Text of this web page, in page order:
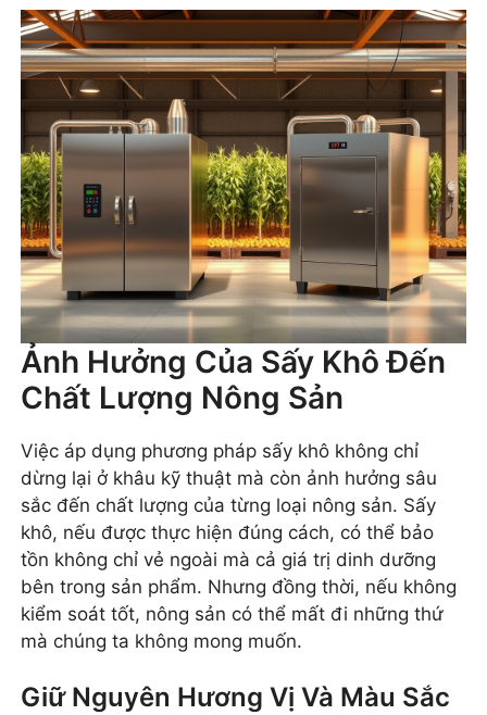
Ảnh Hưởng Của Sấy Khô Đến
Chất Lượng Nông Sản
Việc áp dụng phương pháp sấy khô không chỉ
dừng lại ở khâu kỹ thuật mà còn ảnh hưởng sâu
sắc đến chất lượng của từng loại nông sản. Sấy
khô, nếu được thực hiện đúng cách, có thể bảo
tồn không chỉ vẻ ngoài mà cả giá trị dinh dưỡng
bên trong sản phẩm. Nhưng đồng thời, nếu không
kiểm soát tốt, nông sản có thể mất đi những thứ
mà chúng ta không mong muốn.
Giữ Nguyên Hương Vị Và Màu Sắc